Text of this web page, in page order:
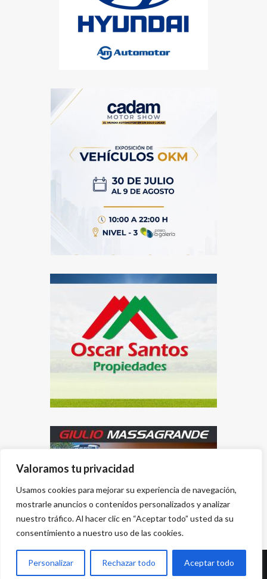
Valoramos tu privacidad
Usamos cookies para mejorar su experiencia de navegación,
mostrarle anuncios o contenidos personalizados y analizar
nuestro tráfico. Al hacer clic en “Aceptar todo” usted da su
consentimiento a nuestro uso de las cookies.
Personalizar Rechazar todo Aceptar todo
Desarrollado por